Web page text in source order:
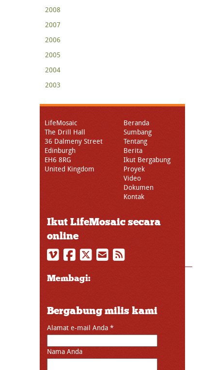
2008
2007
2006
2005
2004
2003
LifeMosaic
The Drill Hall
36 Dalmeny Street
Edinburgh
EH6 8RG
United Kingdom
Beranda
Sumbang
Tentang
Berita
Ikut Bergabung
Proyek
Video
Dokumen
Kontak
Ikut LifeMosaic secara
online
Membagi:
Bergabung milis kami
Alamat e-mail Anda *
Nama Anda